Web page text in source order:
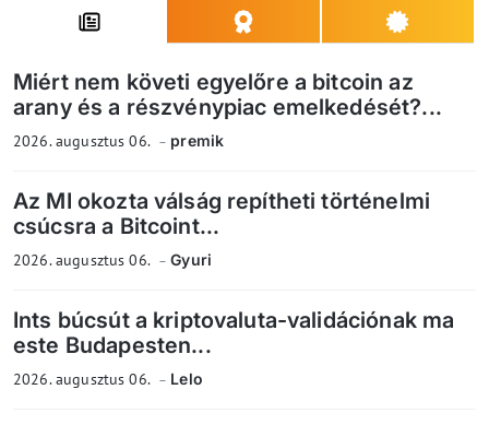
Miért nem követi egyelőre a bitcoin az
arany és a részvénypiac emelkedését?...
2026. augusztus 06. premik
Az MI okozta válság repítheti történelmi
csúcsra a Bitcoint...
2026. augusztus 06. Gyuri
Ints búcsút a kriptovaluta-validációnak ma
este Budapesten...
2026. augusztus 06. Lelo